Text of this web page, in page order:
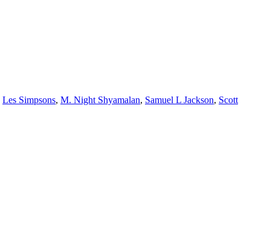
Les Simpsons, M. Night Shyamalan, Samuel L Jackson, Scott